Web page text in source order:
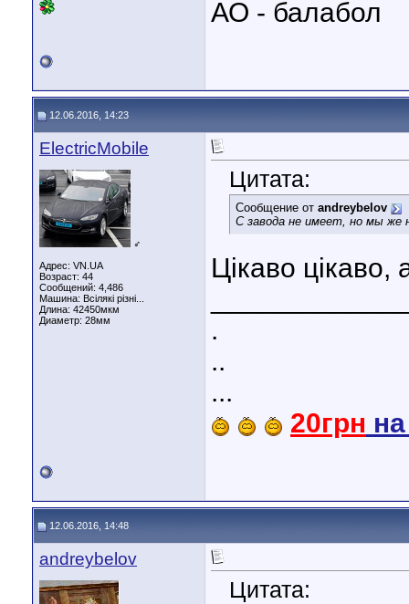
АО - балабол
12.06.2016, 14:23
ElectricMobile
♂
Адрес: VN.UA
Возраст: 44
Сообщений: 4,486
Машина: Всілякі різні...
Длина: 42450мкм
Диаметр: 28мм
Цитата:
Сообщение от andreybelov
С завода не имеет, но мы же
Цікаво
.
..
...
20грн
12.06.2016, 14:48
andreybelov
Цитата: